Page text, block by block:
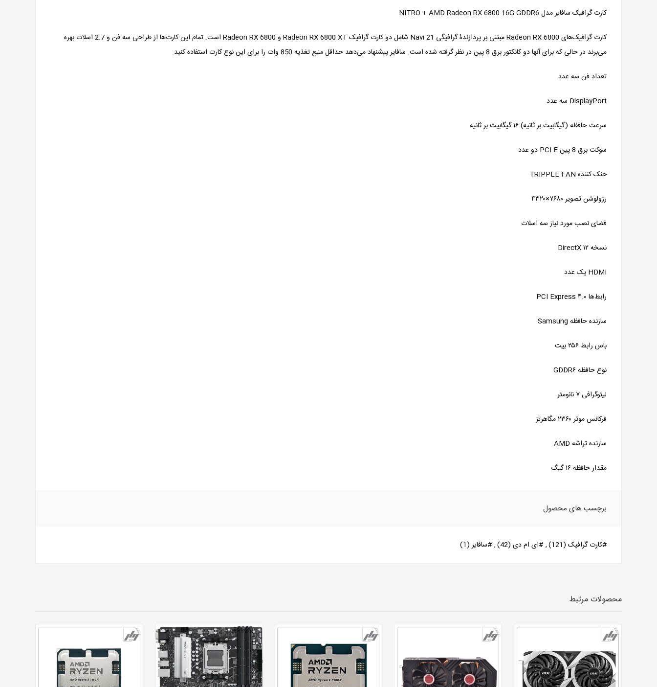
کارت گرافیک سافایر مدل NITRO + AMD Radeon RX 6800 16G GDDR6
کارت گرافیک‌های Radeon RX 6800 مبتنی بر پردازندۀ گرافیگی Navi 21 شامل دو کارت گرافیک Radeon RX 6800 XT و Radeon RX 6800 است. تمام این کارت‌ها از طراحی سه فن و 2.7 اسلات بهره
می‌برند در حالی که برای آنها دو کانکتور برق 8 پین در نظر گرفته شده است. سافایر پیشنهاد می‌دهد حداقل منبع تغذیه 850 وات را برای این نوع کارت‌ استفاده کنید.
تعداد فن سه عدد
DisplayPort سه عدد
سرعت حافظه (گیگابیت بر ثانیه) ۱۶ گیگابیت بر ثانیه
سوکت برق 8 پین PCI-E دو عدد
خنک‌ کننده TRIPPLE FAN
رزولوشن تصویر ۷۶۸۰×۴۳۲۰
فضای نصب مورد نیاز سه اسلات
نسخه DirectX ۱۲
HDMI یک عدد
رابط‌ها PCI Express ۴.۰
سازنده حافظه Samsung
باس رابط ۲۵۶ بیت
نوع حافظه GDDR۶
لیتوگرافی ۷ نانومتر
فرکانس موثر ۲۳۶۰ مگاهرتز
سازنده تراشه AMD
مقدار حافظه ۱۶ گیگ
برچسب های محصول
#کارت گرافیک (121)
, #ای ام دی (42)
, #سافایر (1)
محصولات مرتبط